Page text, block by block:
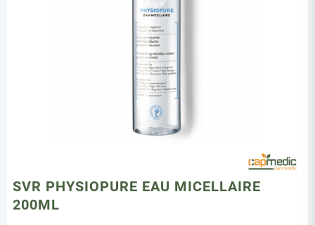
SVR PHYSIOPURE EAU MICELLAIRE
200ML